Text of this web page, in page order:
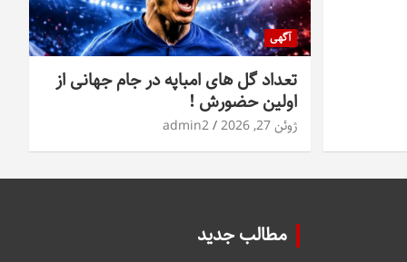
آگهی
تعداد گل های امباپه در جام جهانی از
اولین حضورش !
ژوئن 27, 2026 admin2
مطالب جدید